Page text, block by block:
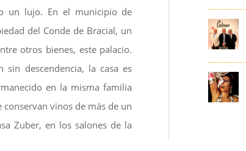
un lujo. En el municipio de
del Conde de Bracial, un
otros bienes, este palacio.
sin descendencia, la casa es
en la misma familia
vinos de más de un
Zuber, en los salones de la